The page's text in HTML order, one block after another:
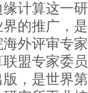
计算这一
的推广，
外评审专
盟专家委
版，是世界